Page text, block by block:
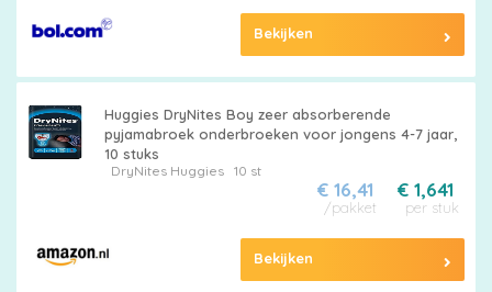
Bekijken
Huggies DryNites Boy zeer absorberende
pyjamabroek onderbroeken voor jongens 4-7 jaar,
10 stuks
DryNites Huggies 10 st
€ 1,641
per stuk
€ 16,41
/pakket
Bekijken